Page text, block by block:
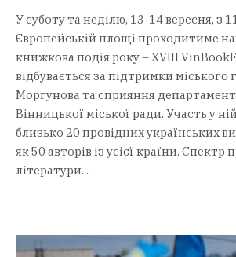
У суботу та неділю, 13-14 вересня, з
Європейській площі проходитиме
книжкова подія року – XVIII
відбувається за підтримки міського
Моргунова та сприяння
Вінницької міської ради. Участь у
близько 20 провідних українських
як 50 авторів із усієї країни. Спектр
літератури...